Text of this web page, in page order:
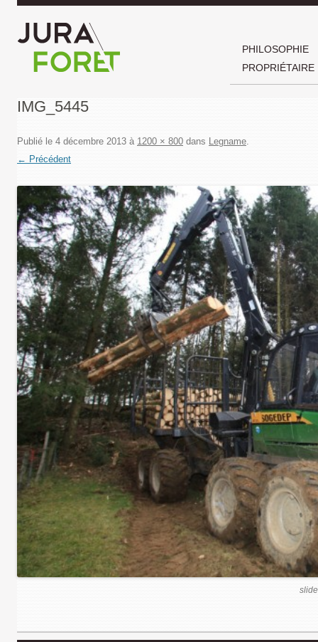
PHILOSOPHIE
PROPRIÉTAIRE
IMG_5445
Publié le 4 décembre 2013 à 1200 × 800 dans Legname.
← Précédent